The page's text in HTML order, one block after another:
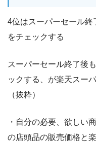
4位はスーパーセール
をチェックする
スーパーセール終了後
ックする、が楽天スー
（抜粋）
・自分の必要、欲しい
の店頭品の販売価格と